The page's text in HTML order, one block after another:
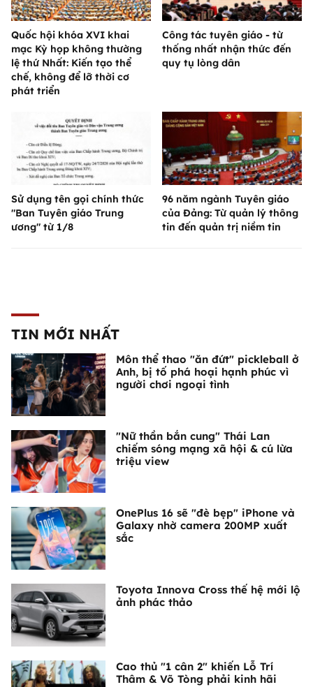
Quốc hội khóa XVI khai
mạc Kỳ họp không thường
lệ thứ Nhất: Kiến tạo thể
chế, không để lỡ thời cơ
phát triển
Công tác tuyên giáo - từ
thống nhất nhận thức đến
quy tụ lòng dân
Sử dụng tên gọi chính thức
"Ban Tuyên giáo Trung
ương" từ 1/8
96 năm ngành Tuyên giáo
của Đảng: Từ quản lý thông
tin đến quản trị niềm tin
TIN MỚI NHẤT
Môn thể thao "ăn đứt" pickleball ở
Anh, bị tố phá hoại hạnh phúc vì
người chơi ngoại tình
"Nữ thần bắn cung" Thái Lan
chiếm sóng mạng xã hội & cú lừa
triệu view
OnePlus 16 sẽ "đè bẹp" iPhone và
Galaxy nhờ camera 200MP xuất
sắc
Toyota Innova Cross thế hệ mới lộ
ảnh phác thảo
Cao thủ "1 cân 2" khiến Lỗ Trí
Thâm & Võ Tòng phải kinh hãi